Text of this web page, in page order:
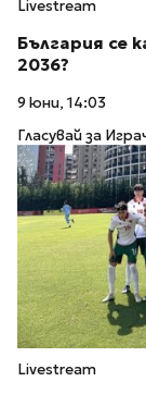
Livestream
България се
2036?
9 юни, 14:03
Гласувай за
Livestream